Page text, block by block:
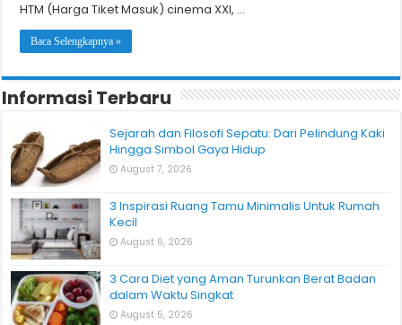
HTM (Harga Tiket Masuk) cinema XXI, …
Baca Selengkapnya »
Informasi Terbaru
Sejarah dan Filosofi Sepatu: Dari Pelindung Kaki
Hingga Simbol Gaya Hidup
August 7, 2026
3 Inspirasi Ruang Tamu Minimalis Untuk Rumah
Kecil
August 6, 2026
3 Cara Diet yang Aman Turunkan Berat Badan
dalam Waktu Singkat
August 5, 2026